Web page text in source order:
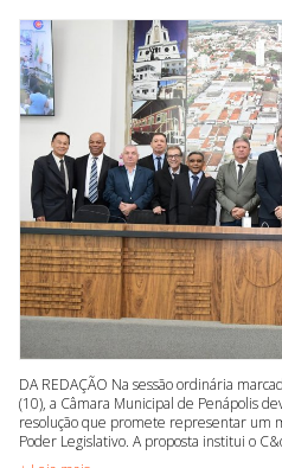
DA REDAÇÃO Na sessão ordinária
(10), a Câmara Municipal de Penápolis
resolução que promete representar um
Poder Legislativo. A proposta institui o